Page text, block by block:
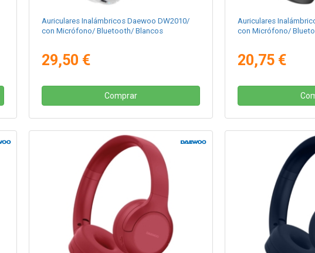
Auriculares Inalámbricos Daewoo DW2010/
con Micrófono/ Bluetooth/ Blancos
29,50 €
Comprar
Auriculares
con Micrófono/
20,75 €